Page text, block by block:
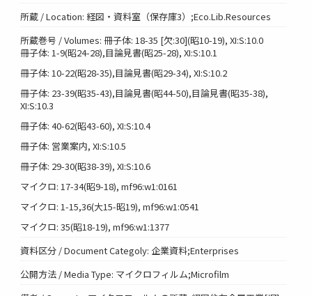
所蔵 / Location: 経図・資料室（保存庫3）;Eco.Lib.Resources
所蔵巻号 / Volumes: 冊子体: 18-35 [欠:30](昭10-19), XI:S:10.0
冊子体: 1-9(昭24-28),目論見書(昭25-28), XI:S:10.1
冊子体: 10-22(昭28-35),目論見書(昭29-34), XI:S:10.2
冊子体: 23-39(昭35-43),目論見書(昭44-50),目論見書(昭35-38),
XI:S:10.3
冊子体: 40-62(昭43-60), XI:S:10.4
冊子体: 営業案内, XI:S:10.5
冊子体: 29-30(昭38-39), XI:S:10.6
マイクロ: 17-34(昭9-18), mf96:w1:0161
マイクロ: 1-15,36(大15-昭19), mf96:w1:0541
マイクロ: 35(昭18-19), mf96:w1:1377
資料区分 / Document Categoly: 企業資料;Enterprises
公開方法 / Media Type: マイクロフィルム;Microfilm